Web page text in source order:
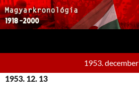
1953. december
1953. 12. 13